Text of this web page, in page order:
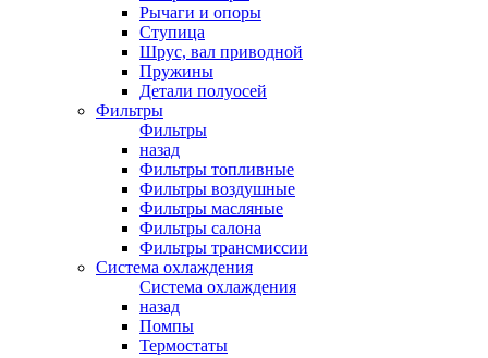
Рычаги и опоры
Ступица
Шрус, вал приводной
Пружины
Детали полуосей
Фильтры
Фильтры
назад
Фильтры топливные
Фильтры воздушные
Фильтры масляные
Фильтры салона
Фильтры трансмиссии
Система охлаждения
Система охлаждения
назад
Помпы
Термостаты